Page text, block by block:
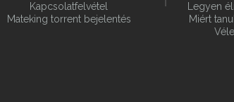
Kapcsolatfelvétel
Mateking torrent bejelentés
Legyen
Miért